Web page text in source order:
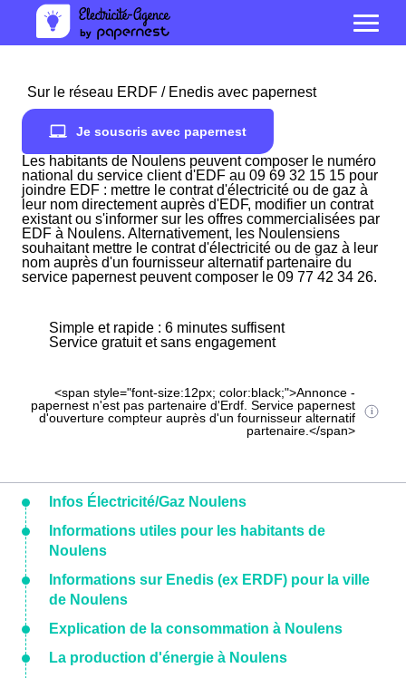
Sur le réseau ERDF / Enedis avec papernest
Je souscris avec papernest
Les habitants de Noulens peuvent composer le numéro
national du service client d'EDF au 09 69 32 15 15 pour
joindre EDF : mettre le contrat d'électricité ou de gaz à
leur nom directement auprès d'EDF, modifier un contrat
existant ou s'informer sur les offres commercialisées par
EDF à Noulens. Alternativement, les Noulensiens
souhaitant mettre le contrat d'électricité ou de gaz à leur
nom auprès d'un fournisseur alternatif partenaire du
service papernest peuvent composer le 09 77 42 34 26.
Simple et rapide : 6 minutes suffisent
Service gratuit et sans engagement
<span style="font-size:12px; color:black;">Annonce -
papernest n'est pas partenaire d'Erdf. Service papernest
d'ouverture compteur auprès d'un fournisseur alternatif
partenaire.</span>
Infos Électricité/Gaz Noulens
Informations utiles pour les habitants de
Noulens
Informations sur Enedis (ex ERDF) pour la ville
de Noulens
Explication de la consommation à Noulens
La production d'énergie à Noulens